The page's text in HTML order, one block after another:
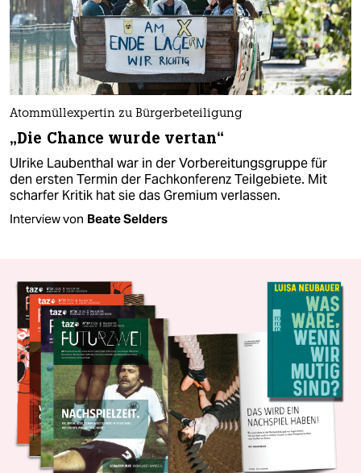
Atommüllexpertin zu Bürgerbeteiligung
„Die Chance wurde vertan“
Ulrike Laubenthal war in der Vorbereitungsgruppe für
den ersten Termin der Fachkonferenz Teilgebiete. Mit
scharfer Kritik hat sie das Gremium verlassen.
Interview von Beate Selders